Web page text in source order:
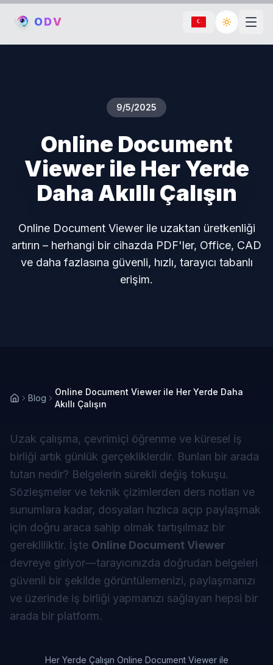
ODV Toggle
9/5/2025
Online Document
Viewer ile Her Yerde
Daha Akıllı Çalışın
Online Document Viewer ile uzaktan üretkenliği
artırın – herhangi bir cihazda PDF'ler, Office, CAD
ve daha fazlasına güvenli, hızlı, tarayıcı tabanlı
erişim.
Blog
Online Document Viewer ile Her Yerde Daha
Akıllı Çalışın
Uzak çalışma, çevrimiçi öğrenme ve küresel iş
birliği artık günlük gerçekliklerdir. Bunları bir arada
tutan nedir? Belgelerin sürekli değiş tokuşu.
Sözleşmeler ve teknik çizimlerden ders notları ve
sunumlara kadar, dosyaları hızlıca açıp paylaşmak
için doğru araca sahip olmak tartışılmaz bir
gerekliliktir. İşte Online Document Viewer
devreye giriyor—tarayıcınızda doğrudan belgeleri
güvenli bir şekilde görüntülemenizi, paylaşmanızı
ve üzerinde iş birliği yapmanızı sağlayan hepsi bir
arada bir platform.
Her Yerde Çalışın Online Document Viewer ile